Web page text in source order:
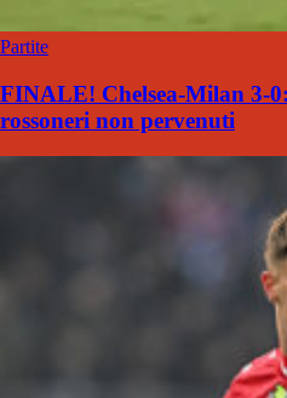
Partite
FINALE! Chelsea-Milan 3-
rossoneri non pervenuti